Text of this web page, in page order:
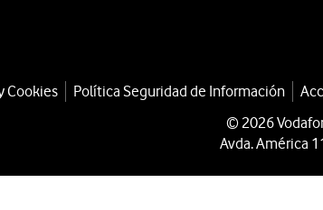
Cookies Política Seguridad de Información
© 2026
Avda. América